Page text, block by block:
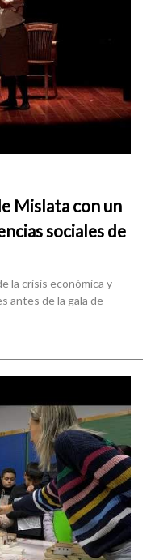
Mislata con un
sociales de
la crisis económica y
antes de la gala de